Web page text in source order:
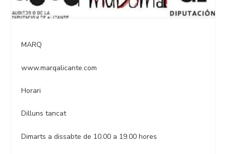
MARQ
www.marqalicante.com
Horari
Dilluns tancat
Dimarts a dissabte de 10.00 a 19.00 hores